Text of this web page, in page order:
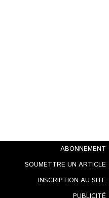
ABONNEMENT
SOUMETTRE UN ARTICLE
INSCRIPTION AU SITE